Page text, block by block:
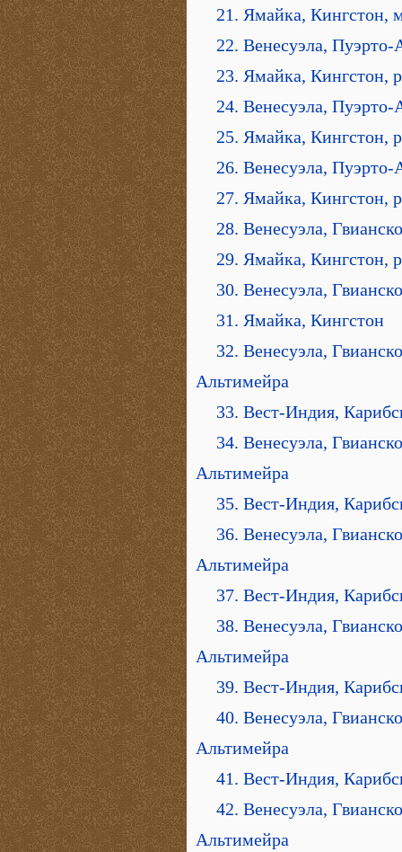
21. Ямайка, Кингстон,
22. Венесуэла,
23. Ямайка, Кингстон,
24. Венесуэла, Пуэрто-
25. Ямайка, Кингстон,
26. Венесуэла, Пуэрто-
27. Ямайка, Кингстон,
28. Венесуэла,
29. Ямайка, Кингстон,
30. Венесуэла,
31. Ямайка, Кингстон
32. Венесуэла,
Альтимейра
33. Вест-Индия,
34. Венесуэла,
Альтимейра
35. Вест-Индия,
36. Венесуэла,
Альтимейра
37. Вест-Индия,
38. Венесуэла,
Альтимейра
39. Вест-Индия,
40. Венесуэла,
Альтимейра
41. Вест-Индия,
42. Венесуэла,
Альтимейра